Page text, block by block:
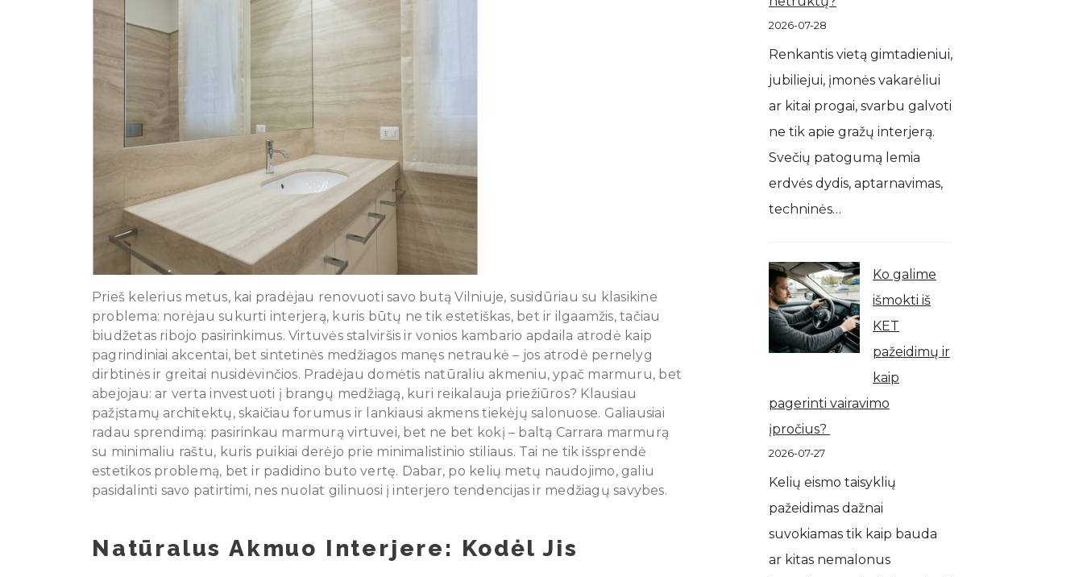
Prieš kelerius metus, kai pradėjau renovuoti savo butą Vilniuje, susidūriau su klasikine
problema: norėjau sukurti interjerą, kuris būtų ne tik estetiškas, bet ir ilgaamžis, tačiau
biudžetas ribojo pasirinkimus. Virtuvės stalviršis ir vonios kambario apdaila atrodė kaip
pagrindiniai akcentai, bet sintetinės medžiagos manęs netraukė – jos atrodė pernelyg
dirbtinės ir greitai nusidėvinčios. Pradėjau domėtis natūraliu akmeniu, ypač marmuru, bet
abejojau: ar verta investuoti į brangų medžiagą, kuri reikalauja priežiūros? Klausiau
pažįstamų architektų, skaičiau forumus ir lankiausi akmens tiekėjų salonuose. Galiausiai
radau sprendimą: pasirinkau marmurą virtuvei, bet ne bet kokį – baltą Carrara marmurą
su minimaliu raštu, kuris puikiai derėjo prie minimalistinio stiliaus. Tai ne tik išsprendė
estetikos problemą, bet ir padidino buto vertę. Dabar, po kelių metų naudojimo, galiu
pasidalinti savo patirtimi, nes nuolat gilinuosi į interjero tendencijas ir medžiagų savybes.
Natūralus Akmuo Interjere: Kodėl Jis
2026-07-28
Renkantis vietą gimtadieniui,
jubiliejui, įmonės vakarėliui
ar kitai progai, svarbu galvoti
ne tik apie gražų interjerą.
Svečių patogumą lemia
erdvės dydis, aptarnavimas,
techninės…
Ko galime
išmokti iš
KET
pažeidimų ir
kaip
pagerinti vairavimo
įpročius?
2026-07-27
Kelių eismo taisyklių
pažeidimas dažnai
suvokiamas tik kaip bauda
ar kitas nemalonus